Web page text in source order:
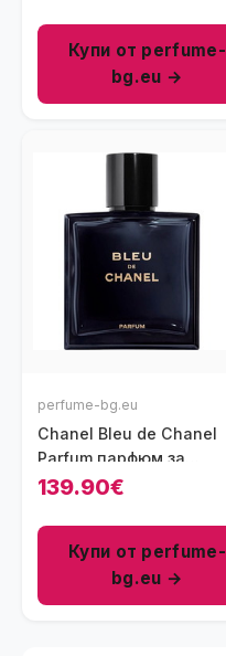
Купи от perfume-
bg.eu →
perfume-bg.eu
Chanel Bleu de Chanel
Parfum парфюм за
мъже 50 мл
139.90€
Купи от perfume-
bg.eu →